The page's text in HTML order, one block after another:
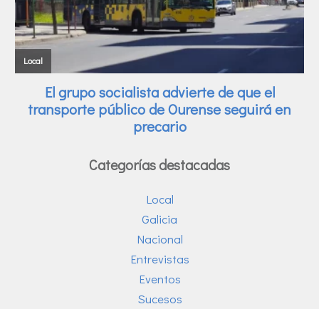
Categorías destacadas
Local
Galicia
Nacional
Entrevistas
Eventos
Sucesos